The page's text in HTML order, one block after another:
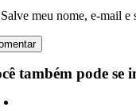
Salve meu nome, e-mail e
também pode se